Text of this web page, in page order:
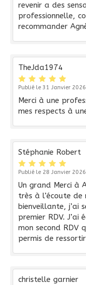
revenir a des
professionnelle,
recommander
TheJda1974
Publié le 31 Janvier 2026
Merci à une
mes respects à
Stéphanie Robert
Publié le 28 Janvier 2026
Un grand Merci à
très à l’écoute de
bienveillante, j’ai
premier RDV.
mon second RDV
permis de
christelle garnier